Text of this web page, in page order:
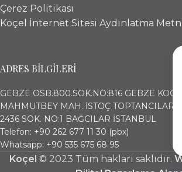
Çerez Politikası
Koçel İnternet Sitesi Aydınlatma
ADRES BİLGİLERİ
GEBZE OSB.800.SOK.NO:816 GEBZE
MAHMUTBEY MAH. İSTOÇ TOPTANCILAR
2436 SOK. NO:1 BAĞCILAR İSTANBUL
Telefon: +90 262 677 11 30 (pbx)
Whatsapp: +90 535 675 68 95
Koçel © 2023 Tüm hakları saklıdır.